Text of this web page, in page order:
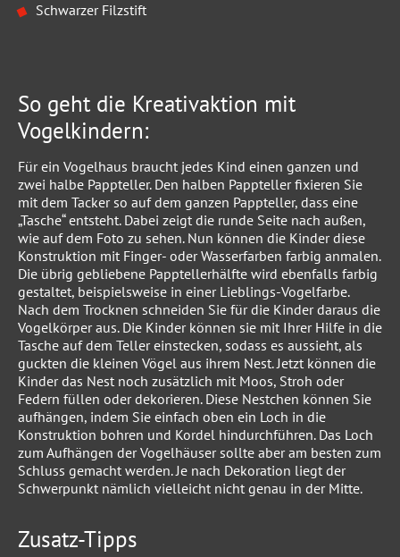
Schwarzer Filzstift
So geht die Kreativaktion mit
Vogelkindern:
Für ein Vogelhaus braucht jedes Kind einen ganzen und
zwei halbe Pappteller. Den halben Pappteller fixieren Sie
mit dem Tacker so auf dem ganzen Pappteller, dass eine
„Tasche“ entsteht. Dabei zeigt die runde Seite nach außen,
wie auf dem Foto zu sehen. Nun können die Kinder diese
Konstruktion mit Finger- oder Wasserfarben farbig anmalen.
Die übrig gebliebene Papptellerhälfte wird ebenfalls farbig
gestaltet, beispielsweise in einer Lieblings-Vogelfarbe.
Nach dem Trocknen schneiden Sie für die Kinder daraus die
Vogelkörper aus. Die Kinder können sie mit Ihrer Hilfe in die
Tasche auf dem Teller einstecken, sodass es aussieht, als
guckten die kleinen Vögel aus ihrem Nest. Jetzt können die
Kinder das Nest noch zusätzlich mit Moos, Stroh oder
Federn füllen oder dekorieren. Diese Nestchen können Sie
aufhängen, indem Sie einfach oben ein Loch in die
Konstruktion bohren und Kordel hindurchführen. Das Loch
zum Aufhängen der Vogelhäuser sollte aber am besten zum
Schluss gemacht werden. Je nach Dekoration liegt der
Schwerpunkt nämlich vielleicht nicht genau in der Mitte.
Zusatz-Tipps